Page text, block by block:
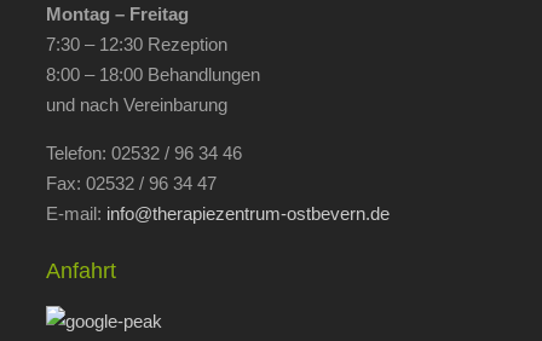
Montag – Freitag
7:30 – 12:30 Rezeption
8:00 – 18:00 Behandlungen
und nach Vereinbarung
Telefon: 02532 / 96 34 46
Fax: 02532 / 96 34 47
E-mail: info@therapiezentrum-ostbevern.de
Anfahrt